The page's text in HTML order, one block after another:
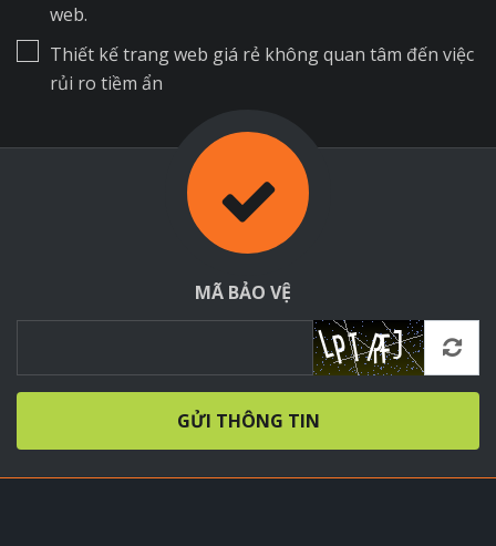
web.
Thiết kế trang web giá rẻ không quan tâm đến việc
rủi ro tiềm ẩn
MÃ BẢO VỆ
GỬI THÔNG TIN